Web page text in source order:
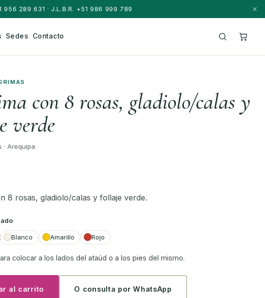
956 289 631 · J.L.B.R. +51 986 999 789
Sedes Contacto
con 8 rosas, gladiolo/calas y
verde
· Arequipa
8 rosas, gladiolo/calas y follaje verde.
Blanco Amarillo Rojo
colocar a los lados del ataúd o a los pies del mismo.
al carrito O consulta por WhatsApp